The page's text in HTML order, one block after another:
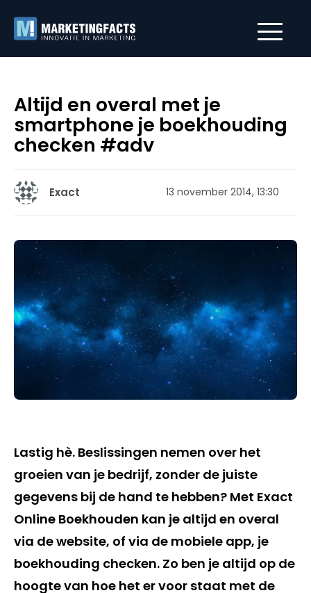
Altijd en overal met je
smartphone je boekhouding
checken #adv
Exact 13 november 2014, 13:30
Lastig hè. Beslissingen nemen over het
groeien van je bedrijf, zonder de juiste
gegevens bij de hand te hebben? Met Exact
Online Boekhouden kan je altijd en overal
via de website, of via de mobiele app, je
boekhouding checken. Zo ben je altijd op de
hoogte van hoe het er voor staat met de